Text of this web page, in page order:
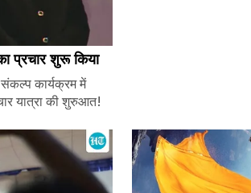
प्रचार शुरू किया
कार्यक्रम में
यात्रा की शुरुआत!